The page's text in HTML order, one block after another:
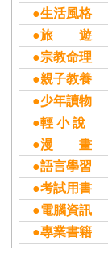
●生活風格
●旅 遊
●宗教命理
●親子教養
●少年讀物
●輕 小 說
●漫 畫
●語言學習
●考試用書
●電腦資訊
●專業書籍